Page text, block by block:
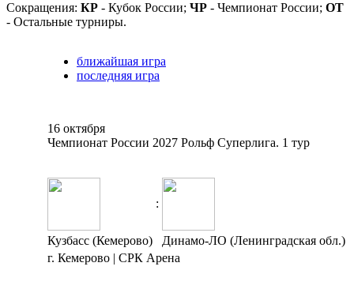
Сокращения: КР - Кубок России; ЧР - Чемпионат России; ОТ
- Остальные турниры.
ближайшая игра
последняя игра
16 октября
Чемпионат России 2027 Рольф Суперлига. 1 тур
:
Кузбасс (Кемерово)
Динамо-ЛО (Ленинградская обл.)
г. Кемерово | СРК Арена